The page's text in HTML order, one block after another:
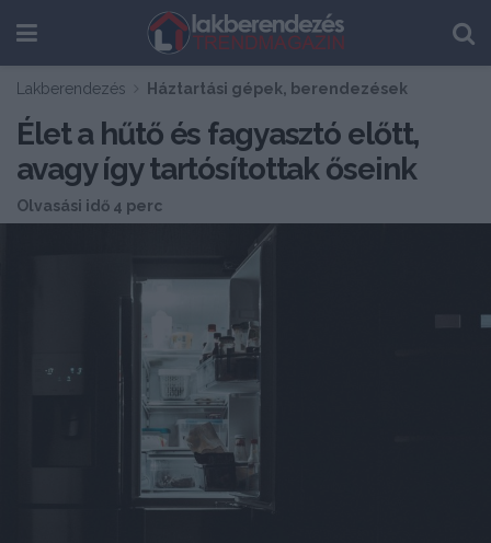
Lakberendezés Háztartási gépek, berendezések
Élet a hűtő és fagyasztó előtt,
avagy így tartósítottak őseink
Olvasási idő 4 perc